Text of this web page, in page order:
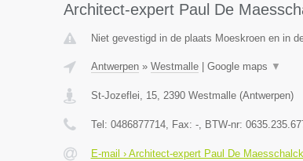
Architect-expert Paul De
Niet gevestigd in de plaats Moeskroen en in
Antwerpen» Westmalle| Google maps ▼
St-Jozeflei, 15, 2390 Westmalle(Antwerpen)
Tel: 0486877714, Fax: -, BTW-nr:
E-mail › Architect-expert Paul De Maesschalck